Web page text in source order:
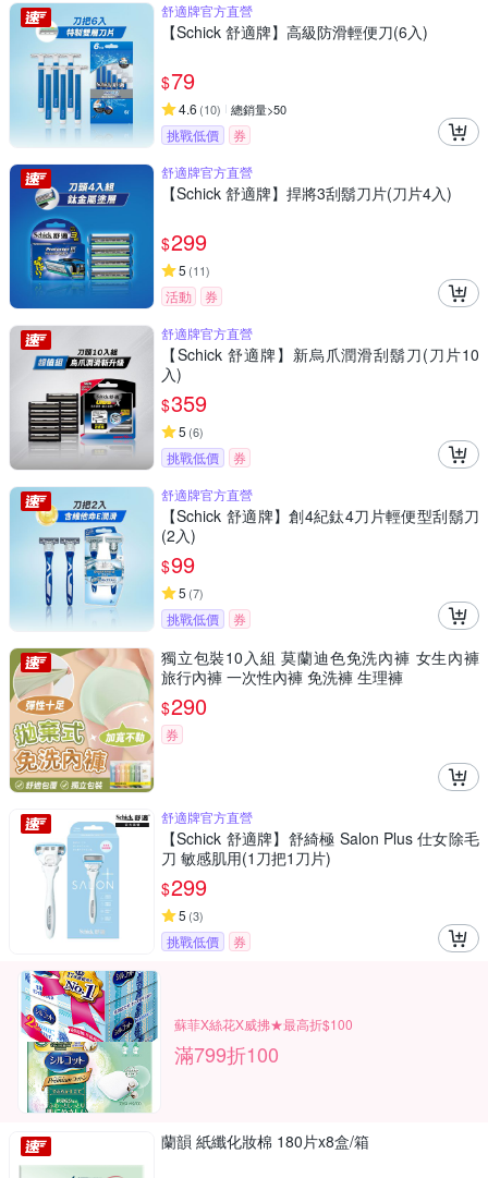
舒適牌官方直營
【Schick 舒適牌】高級防滑輕便刀(6入)
$79
4.6 (10) 總銷量>50
挑戰低價
券
舒適牌官方直營
【Schick 舒適牌】捍將3刮鬍刀片(刀片4入)
$299
5 (11)
活動
券
舒適牌官方直營
【Schick 舒適牌】新烏爪潤滑刮鬍刀(刀片10
入)
$359
5 (6)
挑戰低價
券
舒適牌官方直營
【Schick 舒適牌】創4紀鈦4刀片輕便型刮鬍刀
(2入)
$99
5 (7)
挑戰低價 券
獨立包裝10入組 莫蘭迪色免洗內褲 女生內褲
旅行內褲 一次性內褲 免洗褲 生理褲
$290
券
舒適牌官方直營
【Schick 舒適牌】舒綺極 Salon Plus 仕女除毛
刀 敏感肌用(1刀把1刀片)
$299
5 (3)
挑戰低價 券
蘇菲X絲花X威拂★最高折$100
滿799折100
蘭韻 紙纖化妝棉 180片x8盒/箱